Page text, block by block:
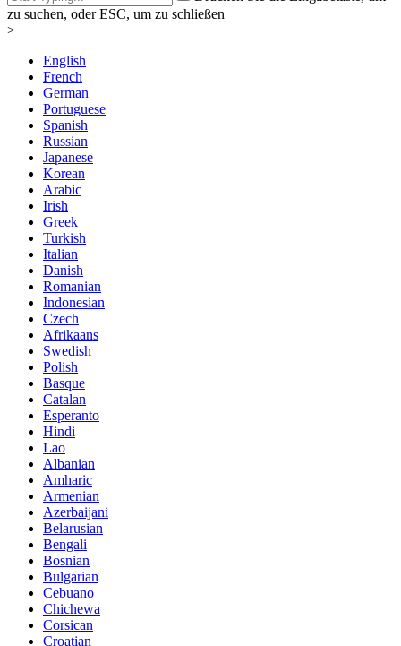
zu suchen, oder ESC, um zu schließen
>
English
French
German
Portuguese
Spanish
Russian
Japanese
Korean
Arabic
Irish
Greek
Turkish
Italian
Danish
Romanian
Indonesian
Czech
Afrikaans
Swedish
Polish
Basque
Catalan
Esperanto
Hindi
Lao
Albanian
Amharic
Armenian
Azerbaijani
Belarusian
Bengali
Bosnian
Bulgarian
Cebuano
Chichewa
Corsican
Croatian